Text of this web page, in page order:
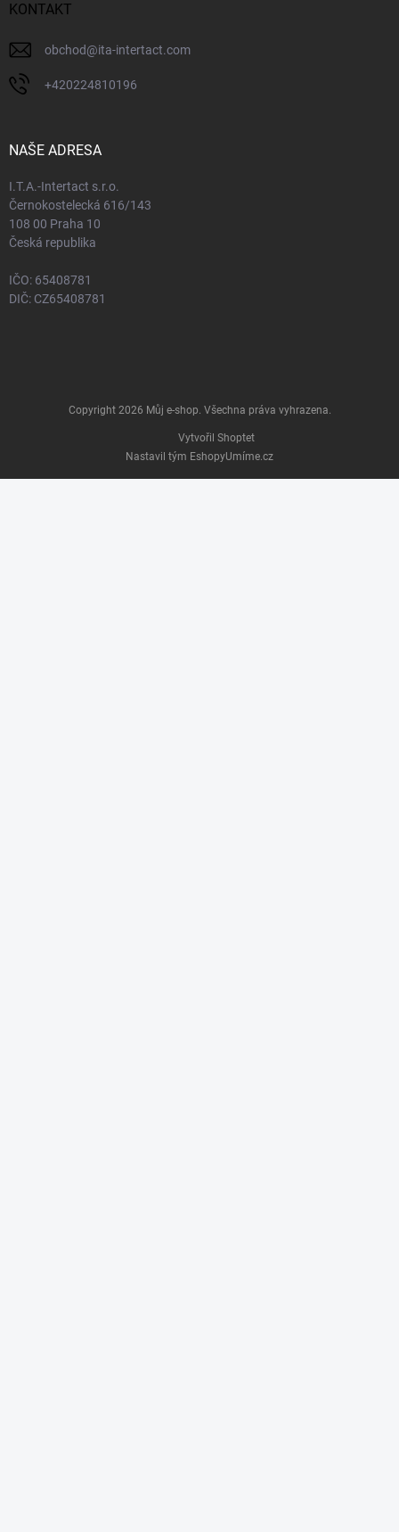
KONTAKT
obchod@ita-intertact.com
+420224810196
NAŠE ADRESA
I.T.A.-Intertact s.r.o.
Černokostelecká 616/143
108 00 Praha 10
Česká republika
IČO: 65408781
DIČ: CZ65408781
Vytvořil Shoptet
Nastavil tým EshopyUmíme.cz
Copyright 2026 Můj e-shop . Všechna práva vyhrazena.